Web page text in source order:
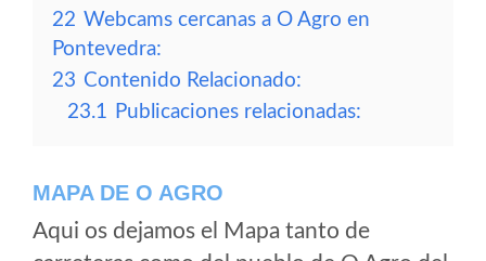
22 Webcams cercanas a O Agro en
Pontevedra:
23 Contenido Relacionado:
23.1 Publicaciones relacionadas:
MAPA DE O AGRO
Aqui os dejamos el Mapa tanto de